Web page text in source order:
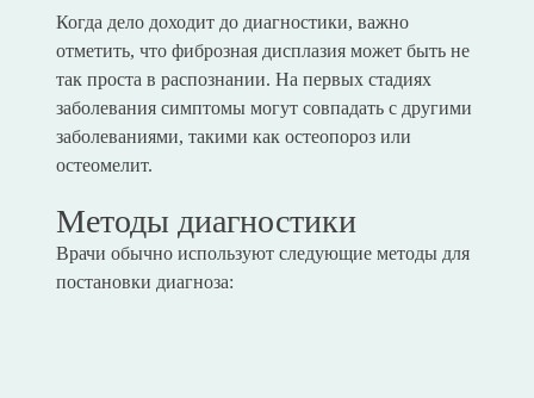
Когда дело доходит до диагностики, важно
отметить, что фиброзная дисплазия может быть не
так проста в распознании. На первых стадиях
заболевания симптомы могут совпадать с другими
заболеваниями, такими как остеопороз или
остеомелит.
Методы диагностики
Врачи обычно используют следующие методы для
постановки диагноза: